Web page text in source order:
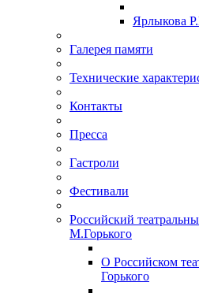
Ярлыкова
Галерея памяти
Технические
Контакты
Пресса
Гастроли
Фестивали
Российский
М.Горького
О Российском
Горького